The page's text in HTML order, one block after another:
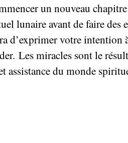
un nouveau
lunaire avant de faire des
d’exprimer votre intention
Les miracles sont le
assistance du monde